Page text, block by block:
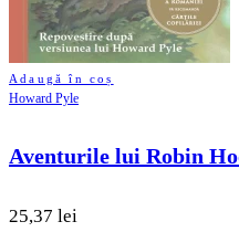
Adaugă în coș
Howard Pyle
Aventurile lui Robin
25,37 lei